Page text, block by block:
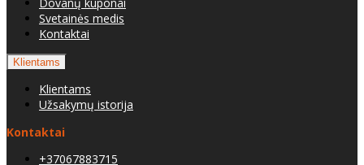
Dovanų kuponai
Svetainės medis
Kontaktai
Klientams
Klientams
Užsakymų istorija
Kontaktai
+37067883715